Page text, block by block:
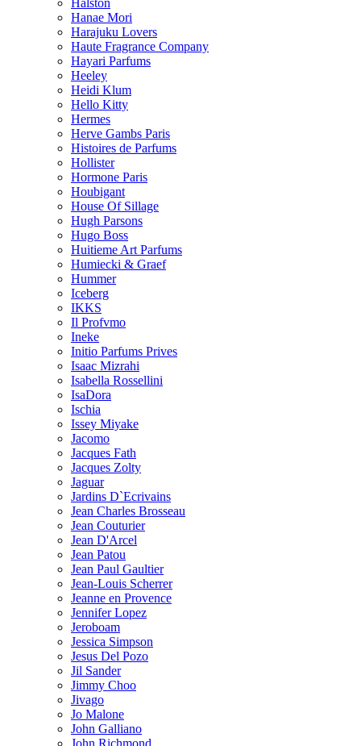
Halston
Hanae Mori
Harajuku Lovers
Haute Fragrance Company
Hayari Parfums
Heeley
Heidi Klum
Hello Kitty
Hermes
Herve Gambs Paris
Histoires de Parfums
Hollister
Hormone Paris
Houbigant
House Of Sillage
Hugh Parsons
Hugo Boss
Huitieme Art Parfums
Humiecki & Graef
Hummer
Iceberg
IKKS
Il Profvmo
Ineke
Initio Parfums Prives
Isaac Mizrahi
Isabella Rossellini
IsaDora
Ischia
Issey Miyake
Jacomo
Jacques Fath
Jacques Zolty
Jaguar
Jardins D`Ecrivains
Jean Charles Brosseau
Jean Couturier
Jean D'Arcel
Jean Patou
Jean Paul Gaultier
Jean-Louis Scherrer
Jeanne en Provence
Jennifer Lopez
Jeroboam
Jessica Simpson
Jesus Del Pozo
Jil Sander
Jimmy Choo
Jivago
Jo Malone
John Galliano
John Richmond